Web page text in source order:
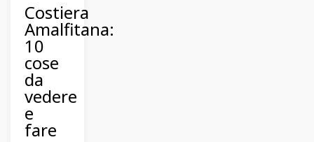
Costiera
Amalfitana:
10
cose
da
vedere
e
fare